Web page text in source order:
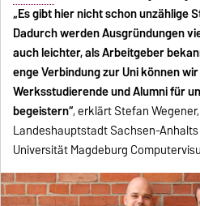
„Es gibt hier nicht schon unzählige
Dadurch werden Ausgründungen
auch leichter, als Arbeitgeber
enge Verbindung zur Uni können
Werksstudierende und Alumni für
begeistern“, erklärt Stefan
Landeshauptstadt Sachsen-
Universität Magdeburg